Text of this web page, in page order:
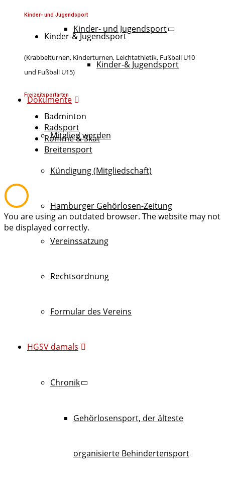
Kinder- und Jugendsport
Kinder-& Jugendsport
Dokumente
Mitglied werden
Kündigung (Mitgliedschaft)
Hamburger Gehörlosen-Zeitung
Vereinssatzung
Rechtsordnung
Formular des Vereins
HGSV damals
Chronik
Gehörlosensport, der älteste
organisierte Behindertensport
Kinder- und Jugendsport
Kinder-& Jugendsport
(Krabbelturnen, Kinderturnen, Leichtathletik, Fußball U10
und Fußball U15)
Freizeitsportarten
Badminton
Radsport
Rommé & Skat
Breitensport
You are using an outdated browser. The website may not
be displayed correctly.